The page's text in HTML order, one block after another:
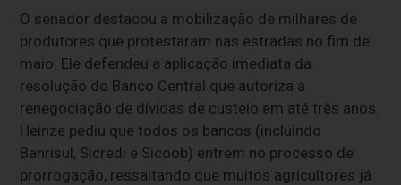
O senador destacou a mobilização de milhares de
produtores que protestaram nas estradas no fim de
maio. Ele defendeu a aplicação imediata da
resolução do Banco Central que autoriza a
renegociação de dívidas de custeio em até três anos.
Heinze pediu que todos os bancos (incluindo
Banrisul, Sicredi e Sicoob) entrem no processo de
prorrogação, ressaltando que muitos agricultores já